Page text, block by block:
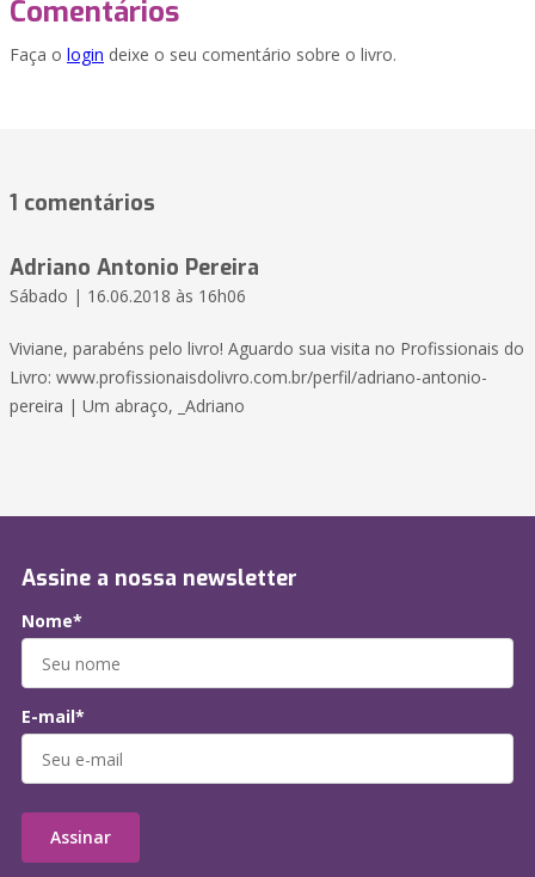
Comentários
Faça o login deixe o seu comentário sobre o livro.
1 comentários
Adriano Antonio Pereira
Sábado | 16.06.2018 às 16h06
Viviane, parabéns pelo livro! Aguardo sua visita no Profissionais do
Livro: www.profissionaisdolivro.com.br/perfil/adriano-antonio-
pereira | Um abraço, _Adriano
Assine a nossa newsletter
Nome*
E-mail*
Assinar